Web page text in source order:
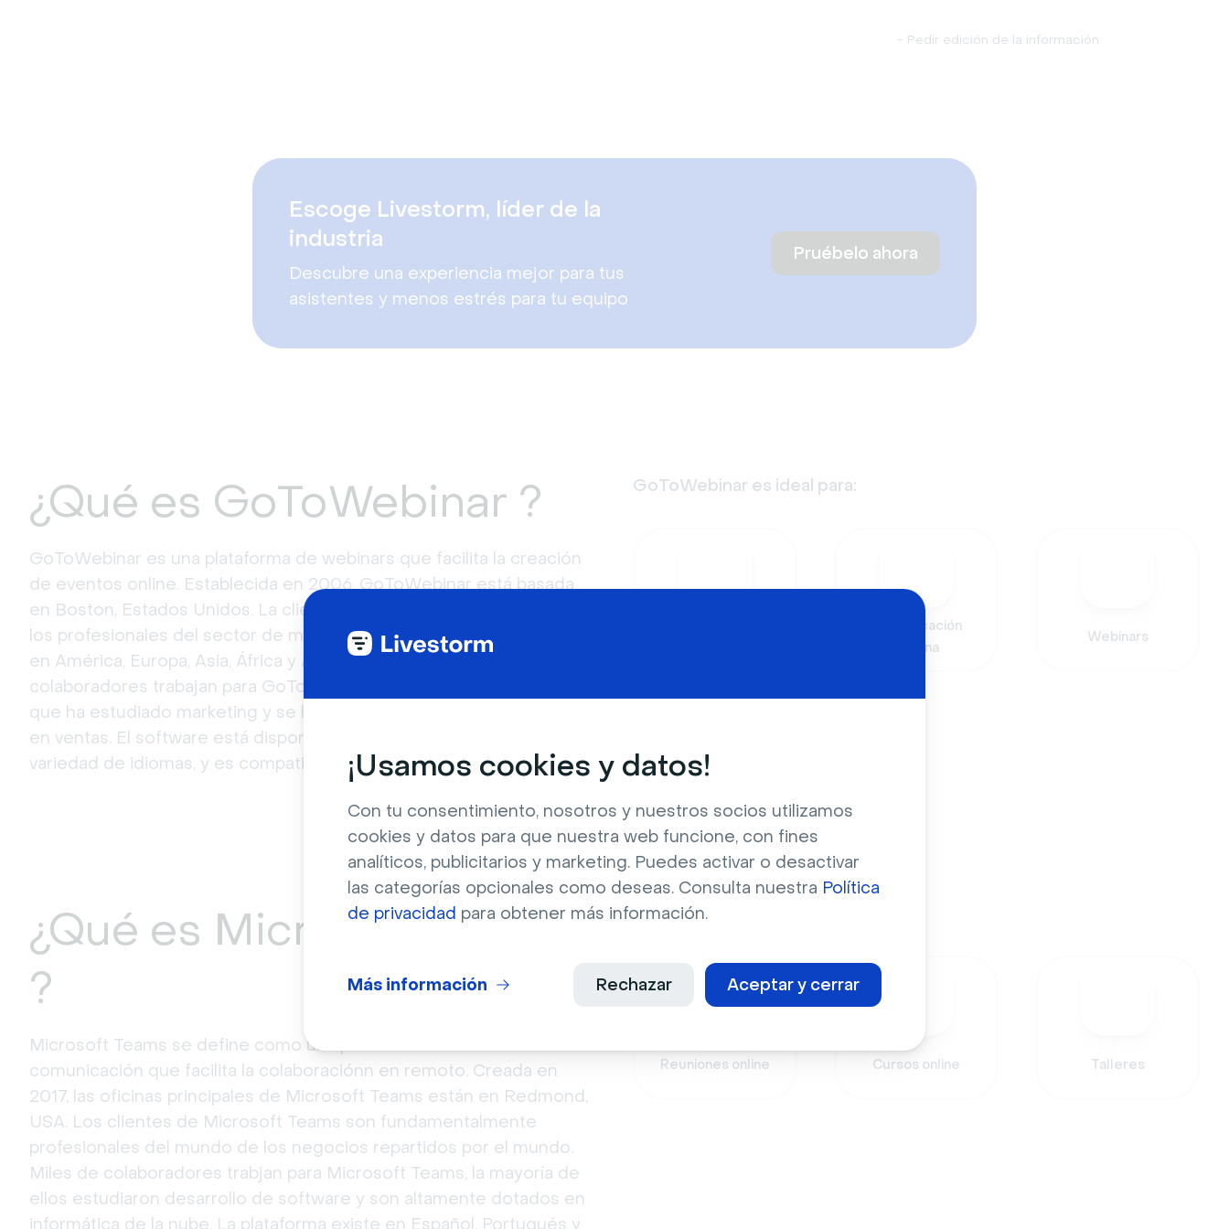
¡Usamos cookies y datos!
Con tu consentimiento, nosotros y nuestros socios utilizamos
cookies y datos para que nuestra web funcione, con fines
analíticos, publicitarios y marketing. Puedes activar o desactivar
las categorías opcionales como deseas. Consulta nuestra Política
de privacidad para obtener más información.
Aceptar y cerrar
Rechazar
Más información
- Pedir edición de la información
Escoge Livestorm, líder de la
industria
Descubre una experiencia mejor para tus
asistentes y menos estrés para tu equipo
Pruébelo ahora
¿Qué es GoToWebinar ?
GoToWebinar es una plataforma de webinars que facilita la creación
de eventos online. Establecida en 2006, GoToWebinar está basada
en Boston, Estados Unidos. La clientela clave de GoToWebinar son
los profesionales del sector de marketing y de la educación situados
en América, Europa, Asia, África y Australia. Alrededor de 160
colaboradores trabajan para GoToWebinar, con un gran porcentaje
que ha estudiado marketing y se ha desarrollado profesionalmente
en ventas. El software está disponible en Francés, Inglés y una
variedad de idiomas, y es compatible con cualquier dispositivo.
GoToWebinar es ideal para:
Comunicación
interna
Webinars
¿Qué es Microsoft Teams
?
Microsoft Teams se define como una plataforma de video
comunicación que facilita la colaboraciónn en remoto. Creada en
2017, las oficinas principales de Microsoft Teams están en Redmond,
USA. Los clientes de Microsoft Teams son fundamentalmente
profesionales del mundo de los negocios repartidos por el mundo.
Miles de colaboradores trabjan para Microsoft Teams, la mayoría de
ellos estudiaron desarrollo de software y son altamente dotados en
informática de la nube. La plataforma existe en Español, Portugués y
%{company1} es ideal para:
Reuniones online Cursos online Talleres